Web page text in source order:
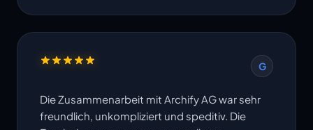
G
Die Zusammenarbeit mit Archify AG war sehr
freundlich, unkompliziert und speditiv. Die